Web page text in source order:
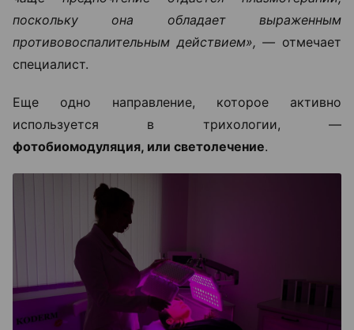
поскольку она обладает выраженным
противовоспалительным действием», — отмечает
специалист.
Еще одно направление, которое активно
используется в трихологии, —
фотобиомодуляция, или светолечение.